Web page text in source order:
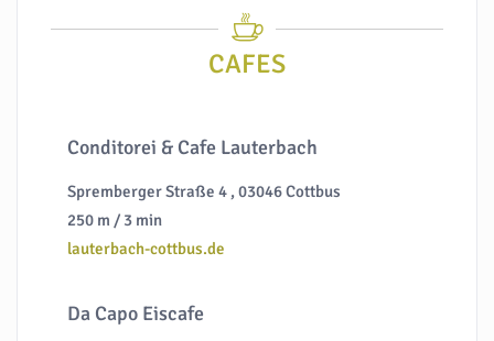
CAFES
Conditorei & Cafe Lauterbach
Spremberger Straße 4 , 03046 Cottbus
250 m / 3 min
lauterbach-cottbus.de
Da Capo Eiscafe